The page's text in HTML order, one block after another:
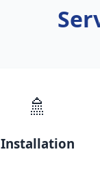
🚿
Installation